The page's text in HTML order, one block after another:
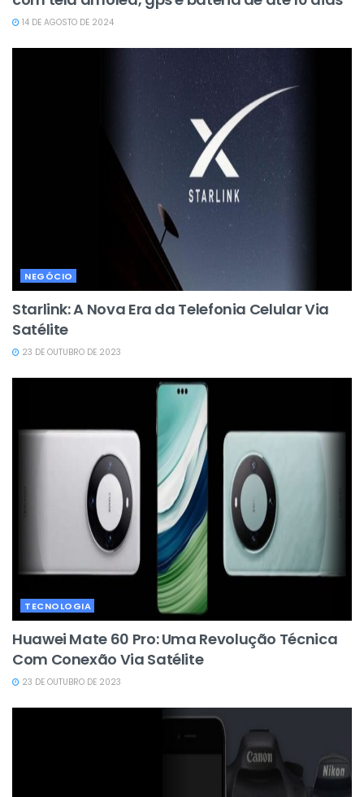
14 DE AGOSTO DE 2024
NEGÓCIO
Starlink: A Nova Era da Telefonia Celular Via
Satélite
23 DE OUTUBRO DE 2023
TECNOLOGIA
Huawei Mate 60 Pro: Uma Revolução Técnica
Com Conexão Via Satélite
23 DE OUTUBRO DE 2023